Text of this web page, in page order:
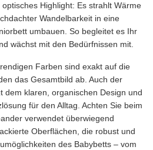
Highlight: Es strahlt Wärme
Wandelbarkeit in eine
umbauen. So begleitet es Ihr
wächst mit den Bedürfnissen mit.
Farben sind exakt auf die
das Gesamtbild ab. Auch der
dem klaren, organischen Design und
für den Alltag. Achten Sie beim
verwendet überwiegend
Oberflächen, die robust und
des Babybetts – vom